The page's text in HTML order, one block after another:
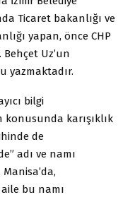
Ticaret bakanlığı ve
yapan, önce CHP
Uz’un
yazmaktadır.
bilgi
karışıklık
de
adı ve namı
bu namı